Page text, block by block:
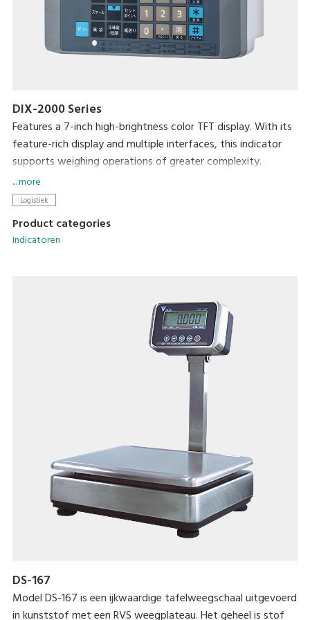
DIX-2000 Series
Features a 7-inch high-brightness color TFT display. With its
feature-rich display and multiple interfaces, this indicator
supports weighing operations of greater complexity.
Variations include the ruggedly-constructed, IP65-compliant
DIX-2000 Series, and the general-purpose DIX-1000 Series,
environments.
... more
Logistiek
Product categories
Indicatoren
DS-167
Model DS-167 is een ijkwaardige tafelweegschaal uitgevoerd
in kunststof met een RVS weegplateau. Het geheel is stof